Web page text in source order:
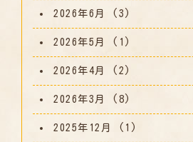
2026年6月 (3)
2026年5月 (1)
2026年4月 (2)
2026年3月 (8)
2025年12月 (1)